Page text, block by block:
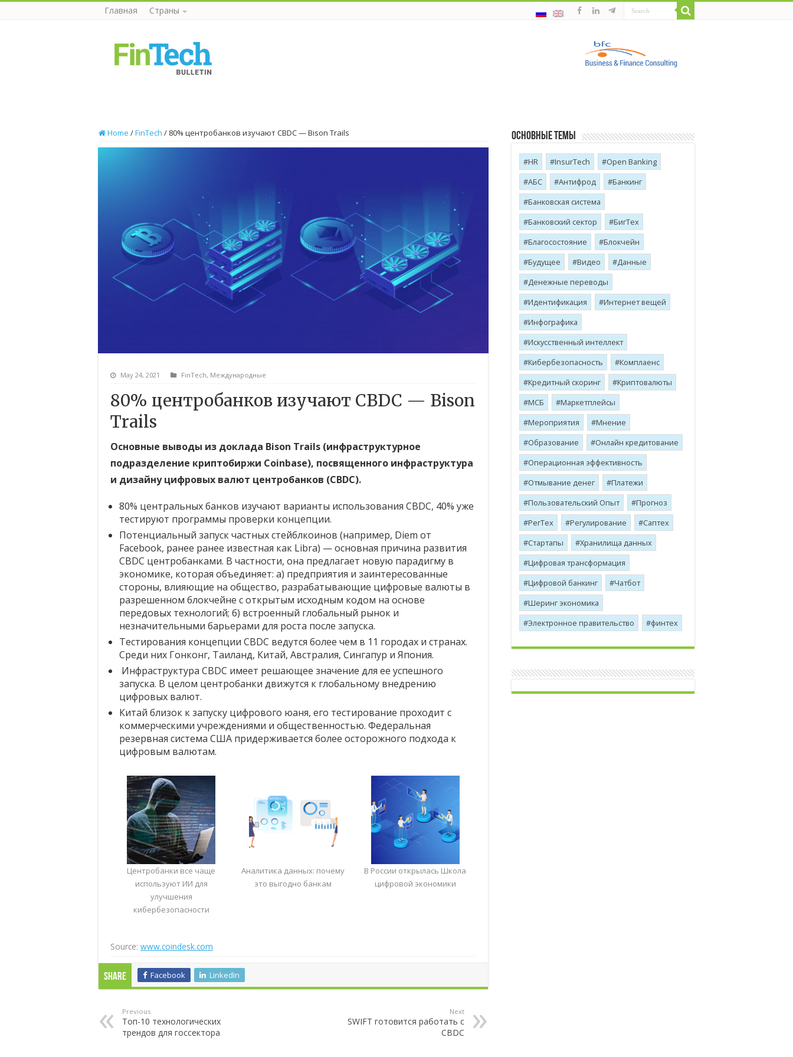
Главная Страны
Home /FinTech / 80% центробанков изучают CBDC — Bison Trails
May 24, 2021 FinTech, Международные
80% центробанков изучают CBDC — Bison
Trails
Основные выводы из доклада Bison Trails (инфраструктурное
подразделение криптобиржи Coinbase), посвященного инфраструктура
и дизайну цифровых валют центробанков (CBDC).
80% центральных банков изучают варианты использования CBDC, 40% уже
тестируют программы проверки концепции.
Потенциальный запуск частных стейблкоинов (например, Diem от
Facebook, ранее ранее известная как Libra) — основная причина развития
CBDC центробанками. В частности, она предлагает новую парадигму в
экономике, которая объединяет: а) предприятия и заинтересованные
стороны, влияющие на общество, разрабатывающие цифровые валюты в
разрешенном блокчейне с открытым исходным кодом на основе
передовых технологий; б) встроенный глобальный рынок и
незначительными барьерами для роста после запуска.
Тестирования концепции CBDC ведутся более чем в 11 городах и странах.
Среди них Гонконг, Таиланд, Китай, Австралия, Сингапур и Япония.
Инфраструктура CBDC имеет решающее значение для ее успешного
запуска. В целом центробанки движутся к глобальному внедрению
цифровых валют.
Китай близок к запуску цифрового юаня, его тестирование проходит с
коммерческими учреждениями и общественностью. Федеральная
резервная система США придерживается более осторожного подхода к
цифровым валютам.
Центробанки все чаще
используют ИИ для
улучшения
кибербезопасности
Аналитика данных: почему
это выгодно банкам
В России открылась Школа
цифровой экономики
Source: www.coindesk.com
Share Facebook LinkedIn
Previous
Топ-10 технологических
трендов для госсектора
Next
SWIFT готовится работать с
CBDC
Основные темы
HR InsurTech
Open Banking
АБС
Антифрод
Банкинг
Банковская система
Банковский сектор
БигТех
Благосостояние
Блокчейн
Будущее
Видео
Данные
Денежные переводы
Идентификация
Интернет вещей
Инфографика
Искусственный интеллект
Кибербезопасность
Комплаенс
Кредитный скоринг
Криптовалюты
МСБ
Маркетплейсы
Мероприятия
Мнение
Образование
Онлайн кредитование
Операционная эффективность
Отмывание денег
Платежи
Пользовательский Опыт
Прогноз
РегТех
Регулирование
Саптех
Стартапы
Хранилища данных
Цифровая трансформация
Цифровой банкинг
Чатбот
Шеринг экономика
Электронное правительство
финтех